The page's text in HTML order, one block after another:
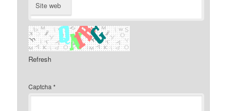
Site web
Refresh
Captcha *